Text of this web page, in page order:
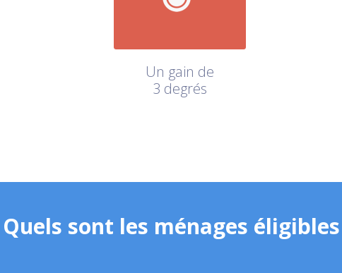
Un gain de
3 degrés
Quels sont les ménages